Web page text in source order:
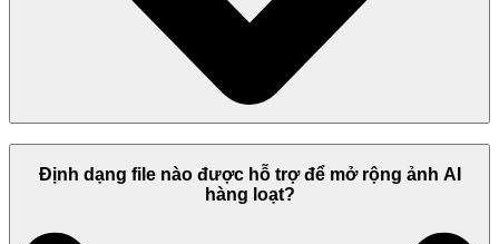
Định dạng file nào được hỗ trợ để mở rộng ảnh AI
hàng loạt?